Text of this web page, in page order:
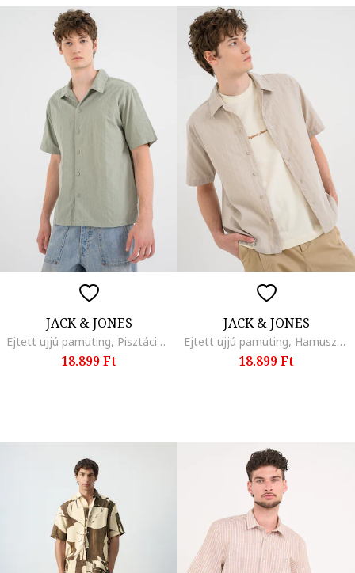
JACK & JONES
Ejtett ujjú pamuting, Pisztáciazöld
18.899 Ft
JACK & JONES
Ejtett ujjú pamuting, Hamuszürke
18.899 Ft